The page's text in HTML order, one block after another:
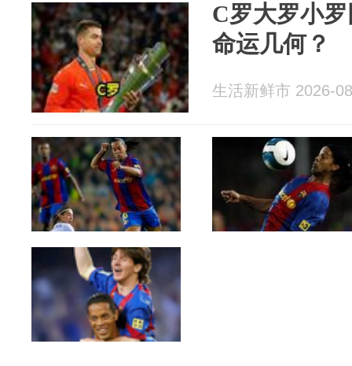
C罗大罗小
命运几何？
生活新鲜市 2026-